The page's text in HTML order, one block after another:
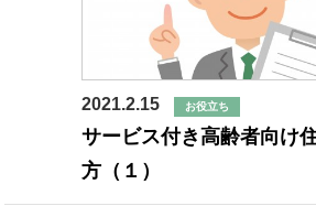
2021.2.15 お役立ち
サービス付き高齢者向け
方（１）